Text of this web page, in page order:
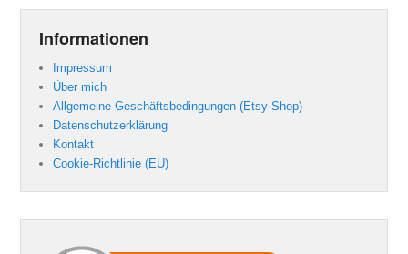
Informationen
Impressum
Über mich
Allgemeine Geschäftsbedingungen (Etsy-Shop)
Datenschutzerklärung
Kontakt
Cookie-Richtlinie (EU)